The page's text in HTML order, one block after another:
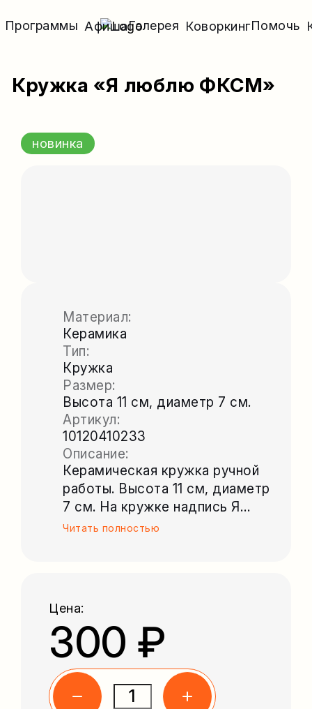
Программы АфишаГалерея КоворкингПомочь
Кружка «Я люблю ФКСМ»
новинка
Материал:
Керамика
Тип:
Кружка
Размер:
Высота 11 см, диаметр 7 см.
Артикул:
10120410233
Описание:
Керамическая кружка ручной
работы. Высота 11 см, диаметр
7 см. На кружке надпись Я
<сердечко> ФКСМ (имеется в
Читать полностью
Цена:
300 ₽